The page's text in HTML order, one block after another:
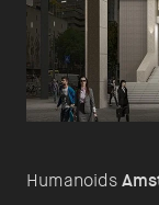
Humanoids